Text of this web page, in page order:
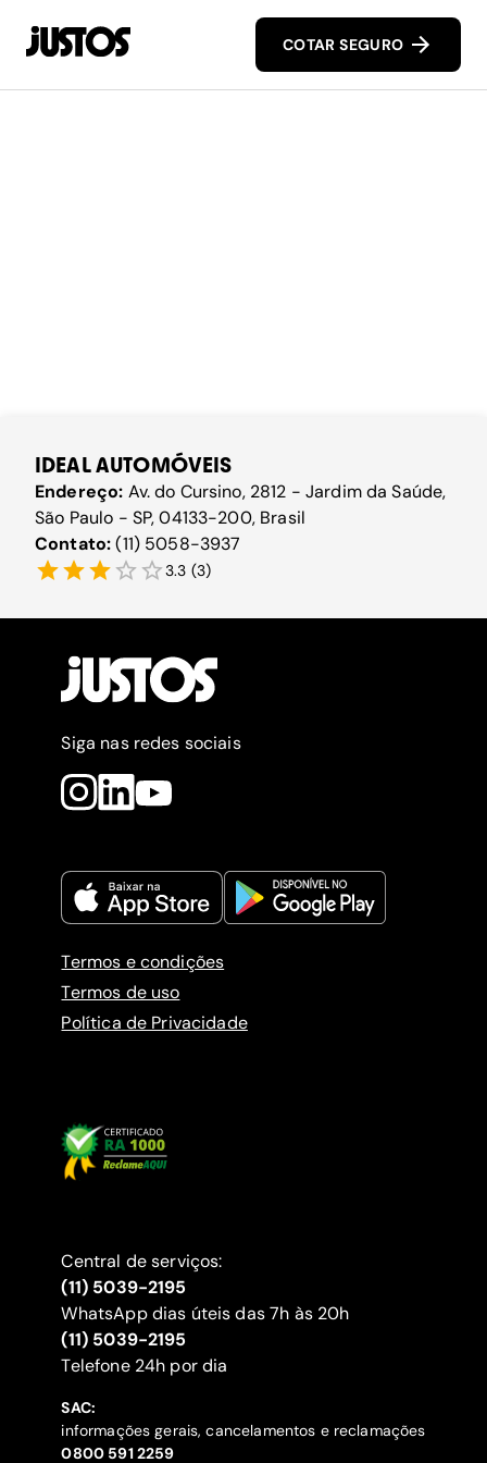
COTAR SEGURO
IDEAL AUTOMÓVEIS
Endereço: Av. do Cursino, 2812 - Jardim da Saúde,
São Paulo - SP, 04133-200, Brasil
Contato:(11) 5058-3937
3.3 (3)
Siga nas redes sociais
Termos e condições
Termos de uso
Política de Privacidade
Central de serviços:
(11) 5039-2195
WhatsApp dias úteis das 7h às 20h
(11) 5039-2195
‍Telefone 24h por dia
SAC:
informações gerais, cancelamentos e reclamações
‍0800 591 2259